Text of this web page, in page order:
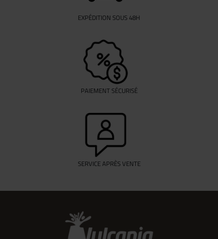
EXPÉDITION SOUS 48H
PAIEMENT SÉCURISÉ
SERVICE APRÈS VENTE